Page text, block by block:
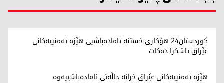
کوردستان24 هۆکاری خستنە ئامادەباشیی هێزە ئەمنییەکانی
عێراق ئاشکرا دەکات
هێزە ئەمنییەکانی عێراق خرانە حاڵەتی ئامادەباشییەوە